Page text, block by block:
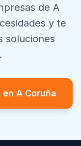
de A
y te
soluciones
en A Coruña